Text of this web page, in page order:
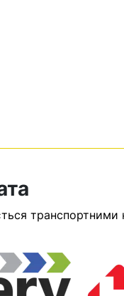
кошику немає
транспортними